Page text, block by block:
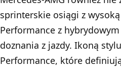
sprinterskie osiągi z wysoką
Performance z
doznania z jazdy. Ikoną
Performance, które